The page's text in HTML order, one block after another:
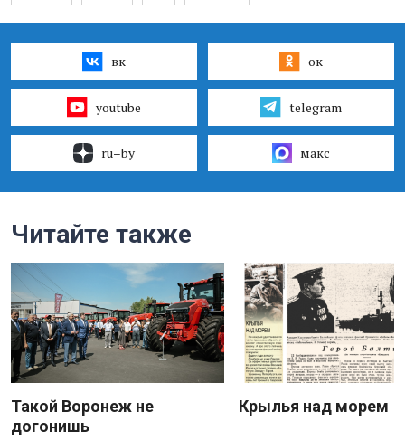
вк ок
youtube telegram
ru–by макс
Читайте также
Такой Воронеж не
догонишь
Крылья над морем